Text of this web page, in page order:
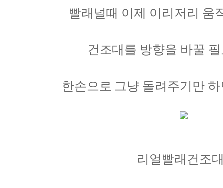
빨래널때 이제 이리저리 움
건조대를 방향을 바꿀
한손으로 그냥 돌려주기만
리얼빨래건조